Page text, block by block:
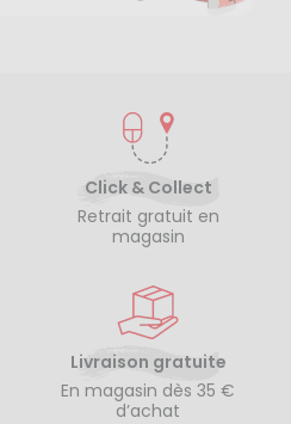
Click & Collect
Retrait gratuit en
magasin
Livraison gratuite
En magasin dès 35 €
d’achat